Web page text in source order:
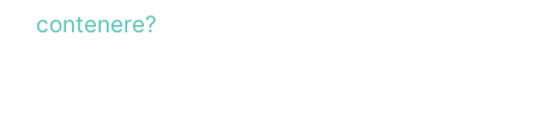
contenere?